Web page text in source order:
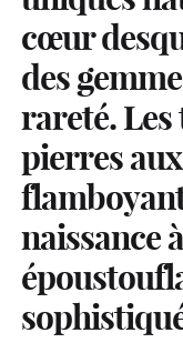
cœur
des
rareté.
pierres
naissance